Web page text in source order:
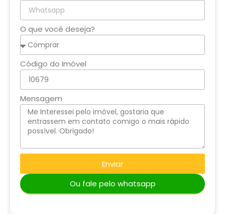
O que você deseja?
Código do Imóvel
Mensagem
Enviar
Ou fale pelo whatsapp